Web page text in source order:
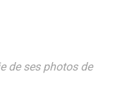
de ses photos de